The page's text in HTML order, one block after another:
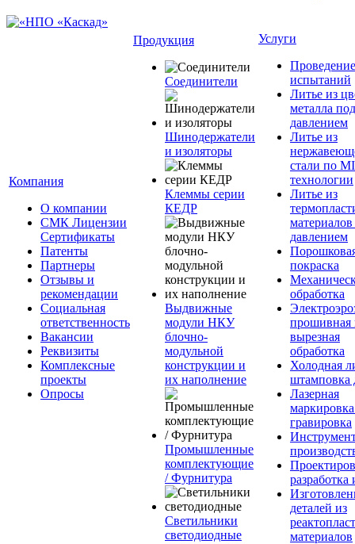
Компания
О компании
СМК Лицензии
Сертификаты
Патенты
Партнеры
Отзывы и
рекомендации
Социальная
ответственность
Вакансии
Реквизиты
Комплексные
проекты
Опросы
Продукция
Соединители
Шинодержатели
и изоляторы
Клеммы серии
КЕДР
Выдвижные
модули НКУ
блочно-
модульной
конструкции и
их наполнение
Промышленные
комплектующие
/ Фурнитура
Светильники
светодиодные
Услуги
Проведение
испытаний
Литье из
металла под
давлением
Литье из
стали по
технологии
Литье из
давлением
покраска
обработка
прошивная
вырезная
обработка
Холодная
штамповка
Лазерная
гравировка
разработка
деталей из
материалов